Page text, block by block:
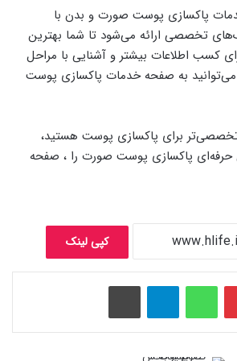
پاکسازی پوست صورت و بدن با
تخصصی ارائه می‌شود تا شما بهترین
کسب اطلاعات بیشتر و آشنایی با مراحل
به صفحه خدمات پاکسازی پوست
برای پاکسازی پوست هستید،
حرفه‌ای پاکسازی پوست صورت را ، صفحه
کپی لینک
پینتریستواتس آپ تلگرام چاپ